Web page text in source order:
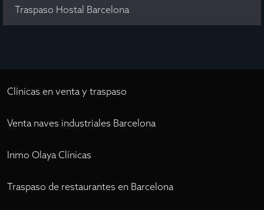
Traspaso Hostal Barcelona
Clínicas en venta y traspaso
Venta naves industriales Barcelona
Inmo Olaya Clínicas
Traspaso de restaurantes en Barcelona